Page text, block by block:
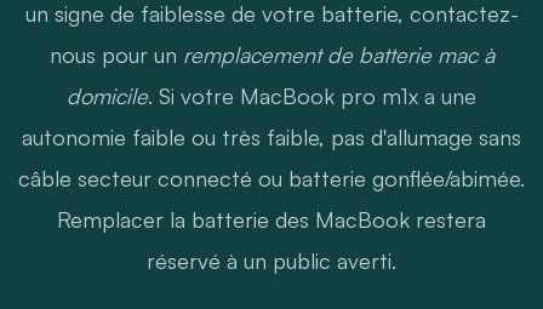
un signe de faiblesse de votre batterie, contactez-
nous pour un remplacement de batterie mac à
domicile. Si votre MacBook pro m1x a une
autonomie faible ou très faible, pas d'allumage sans
câble secteur connecté ou batterie gonflée/abimée.
Remplacer la batterie des MacBook restera
réservé à un public averti.